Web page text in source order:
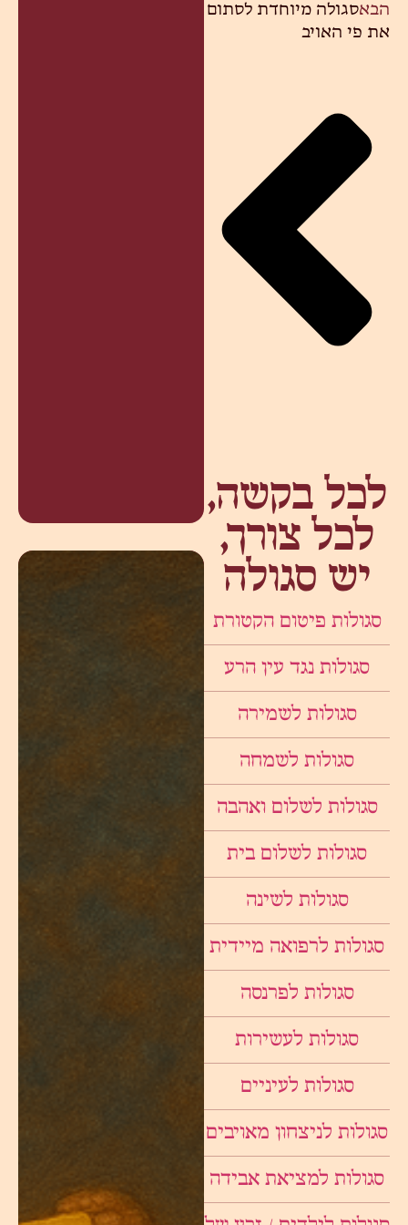
הבאסגולה מיוחדת לסתום
את פי האויב
לכל בקשה,
לכל צורך,
יש סגולה
סגולות פיטום הקטורת
סגולות נגד עין הרע
סגולות לשמירה
סגולות לשמחה
סגולות לשלום ואהבה
סגולות לשלום בית
סגולות לשינה
סגולות לרפואה מיידית
סגולות לפרנסה
סגולות לעשירות
סגולות לעיניים
סגולות לניצחון מאויבים
סגולות למציאת אבידה